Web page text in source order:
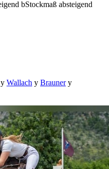
bStockmaß absteigend
y Wallach y Brauner y